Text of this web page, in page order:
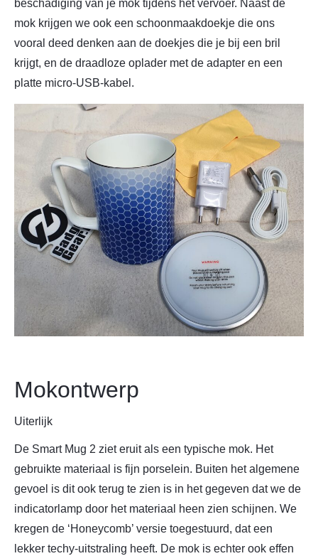
beschadiging van je mok tijdens het vervoer. Naast de
mok krijgen we ook een schoonmaakdoekje die ons
vooral deed denken aan de doekjes die je bij een bril
krijgt, en de draadloze oplader met de adapter en een
platte micro-USB-kabel.
Mokontwerp
Uiterlijk
De Smart Mug 2 ziet eruit als een typische mok. Het
gebruikte materiaal is fijn porselein. Buiten het algemene
gevoel is dit ook terug te zien is in het gegeven dat we de
indicatorlamp door het materiaal heen zien schijnen. We
kregen de ‘Honeycomb’ versie toegestuurd, dat een
lekker techy-uitstraling heeft. De mok is echter ook effen